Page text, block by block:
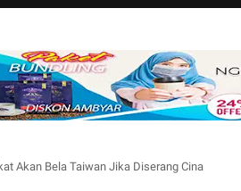
Akan Bela Taiwan Jika Diserang Cina